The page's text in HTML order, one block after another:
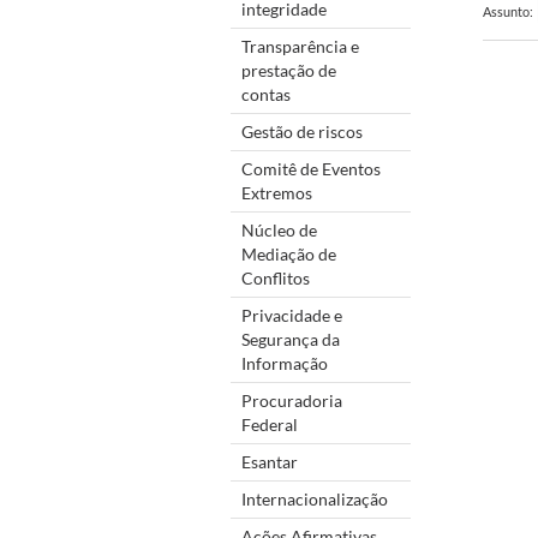
integridade
Transparência e
prestação de
contas
Gestão de riscos
Comitê de Eventos
Extremos
Núcleo de
Mediação de
Conflitos
Privacidade e
Segurança da
Informação
Procuradoria
Federal
Esantar
Internacionalização
Assunto: